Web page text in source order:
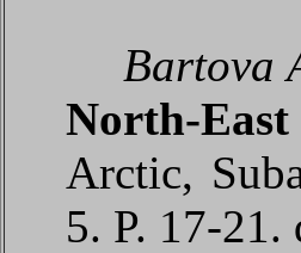
Bartova
North-East
Arctic,
5. P. 17-21.